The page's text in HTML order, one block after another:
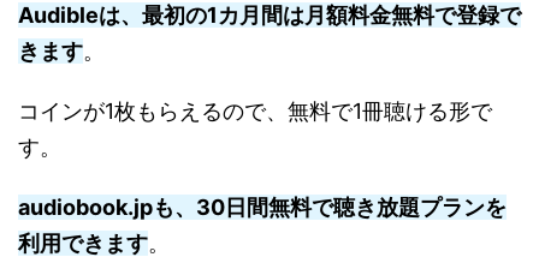
Audibleは、最初の1カ月間は月額料金無料で登録で
きます。
コインが1枚もらえるので、無料で1冊聴ける形で
す。
audiobook.jpも、30日間無料で聴き放題プランを
利用できます。